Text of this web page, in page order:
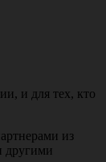
и для тех, кто
из
другими